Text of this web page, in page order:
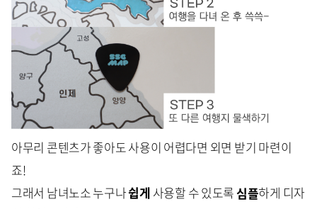
아무리 콘텐츠가 좋아도 사용이 어렵다면 외면 받기 마련이
죠!
그래서 남녀노소 누구나쉽게 사용할 수 있도록심플하게 디자